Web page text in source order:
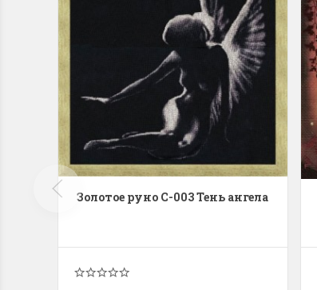
Золотое руно С-003 Тень ангела